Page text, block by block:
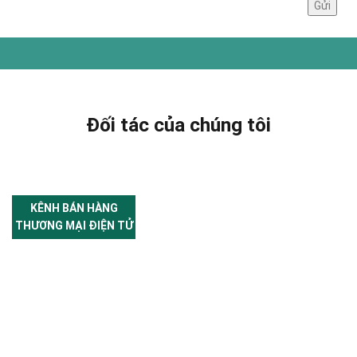
Đối tác của chúng tôi
KÊNH BÁN HÀNG
THƯƠNG MẠI ĐIỆN TỬ